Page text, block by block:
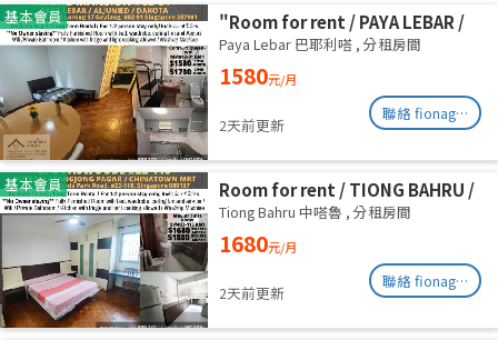
基本會員
"Room for rent / PAYA LEBAR /
Master room / 1pax stay /
Available 2 Aug
Paya Lebar 巴耶利嗒 , 分租房間
1580元/月
2天前更新
聯絡 fionag@transinex.com.sg
基本會員
Room for rent / TIONG BAHRU /
Master room / 1pax stay /
Available 17 August
Tiong Bahru 中嗒魯 , 分租房間
1680元/月
2天前更新
聯絡 fionag@transinex.com.sg